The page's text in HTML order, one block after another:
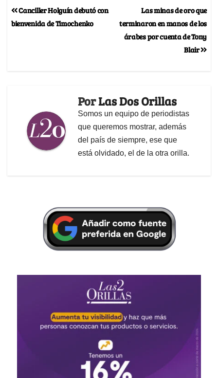
Las minas de oro que
terminaron en manos de los
árabes por cuenta de Tony
Blair
Canciller Holguín debutó con
bienvenida de Timochenko
PorLas Dos Orillas
Somos un equipo de periodistas
que queremos mostrar, además
del país de siempre, ese que
está olvidado, el de la otra orilla.